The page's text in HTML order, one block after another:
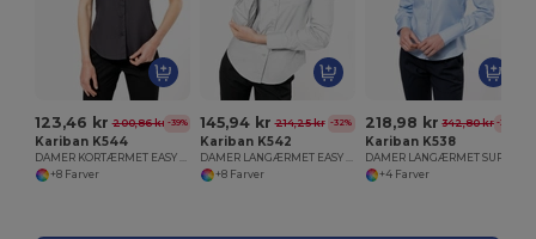
123,46 kr 200,86 kr -39%
Kariban K544
+8 Farver
145,94 kr 214,25 kr -32%
Kariban K542
+8 Farver
218,98 kr 342,80 kr -36%
Kariban K538
+4 Farver